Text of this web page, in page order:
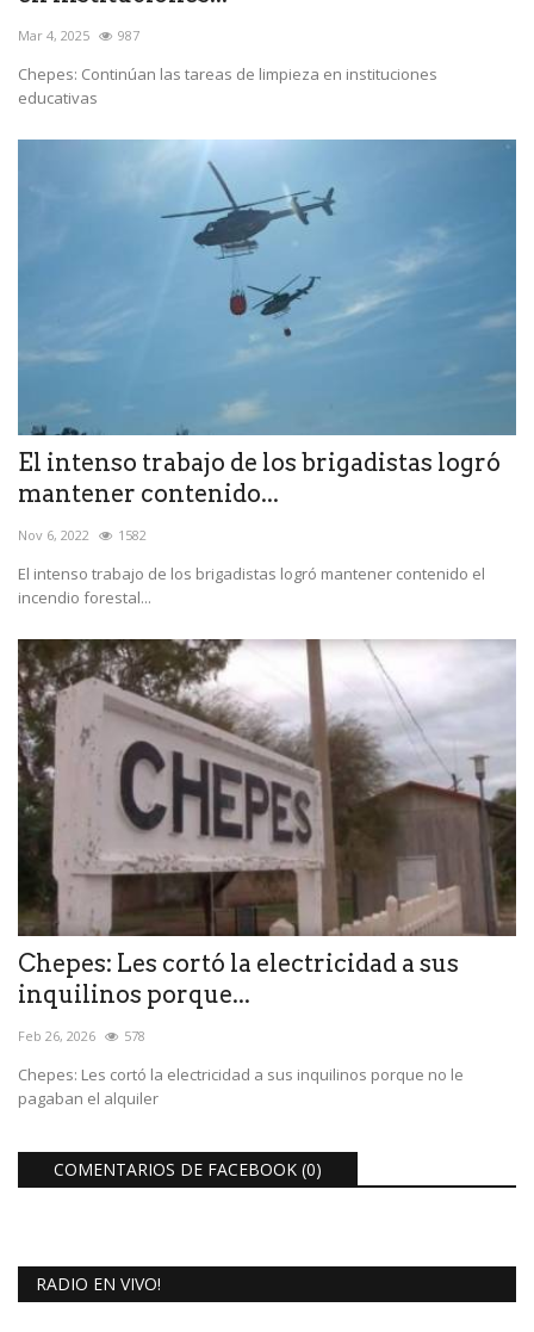
Mar 4, 2025 987
Chepes: Continúan las tareas de limpieza en instituciones
educativas
El intenso trabajo de los brigadistas logró
mantener contenido...
Nov 6, 2022 1582
El intenso trabajo de los brigadistas logró mantener contenido el
incendio forestal...
Chepes: Les cortó la electricidad a sus
inquilinos porque...
Feb 26, 2026 578
Chepes: Les cortó la electricidad a sus inquilinos porque no le
pagaban el alquiler
COMENTARIOS DE FACEBOOK (0)
RADIO EN VIVO!